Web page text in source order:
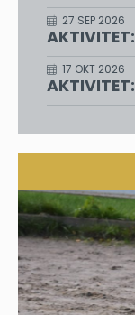
27 SEP 2026
AKTIVITET:
17 OKT 2026
AKTIVITET: